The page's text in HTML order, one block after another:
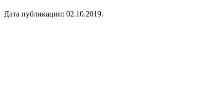
Дата публикации: 02.10.2019.